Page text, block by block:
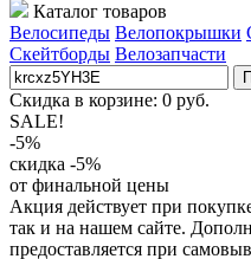
Каталог товаров
Велосипеды Велопокрышки
Скейтборды Велозапчасти
Скидка в корзине: 0 руб.
SALE!
-5%
скидка -5%
от финальной цены
Акция действует при
так и на нашем сайте.
предоставляется при